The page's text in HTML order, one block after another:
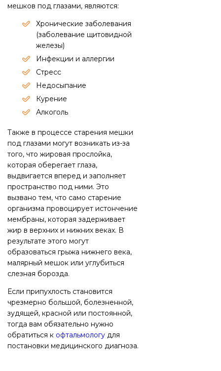
мешков под глазами, являются:
Хронические заболевания
(заболевание щитовидной
железы)
Инфекции и аллергии
Стресс
Недосыпание
Курение
Алкоголь
Также в процессе старения мешки
под глазами могут возникать из-за
того, что жировая прослойка,
которая оберегает глаза,
выдвигается вперед и заполняет
пространство под ними. Это
вызвано тем, что само старение
организма провоцирует истончение
мембраны, которая задерживает
жир в верхних и нижних веках. В
результате этого могут
образоваться грыжа нижнего века,
малярный мешок или углубиться
слезная борозда.
Если припухлость становится
чрезмерно большой, болезненной,
зудящей, красной или постоянной,
тогда вам обязательно нужно
обратиться к офтальмологу для
постановки медицинского диагноза.